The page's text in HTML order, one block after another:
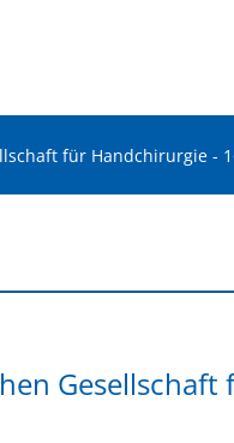
für Handchirurgie -
Gesellschaft